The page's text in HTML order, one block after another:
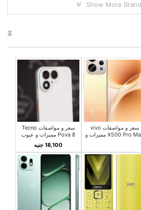
Show More
سعر و مواصفات vivo
X500 Pro Max مميزات و
سعر و مواصفات Tecno
Pova 8 مميزات و عيوب
تكنو بوفا 8
18,100 جنيه